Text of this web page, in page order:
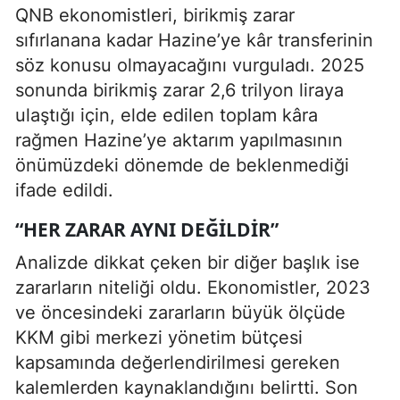
QNB ekonomistleri, birikmiş zarar
sıfırlanana kadar Hazine’ye kâr transferinin
söz konusu olmayacağını vurguladı. 2025
sonunda birikmiş zarar 2,6 trilyon liraya
ulaştığı için, elde edilen toplam kâra
rağmen Hazine’ye aktarım yapılmasının
önümüzdeki dönemde de beklenmediği
ifade edildi.
“HER ZARAR AYNI DEĞILDIR”
Analizde dikkat çeken bir diğer başlık ise
zararların niteliği oldu. Ekonomistler, 2023
ve öncesindeki zararların büyük ölçüde
KKM gibi merkezi yönetim bütçesi
kapsamında değerlendirilmesi gereken
kalemlerden kaynaklandığını belirtti. Son